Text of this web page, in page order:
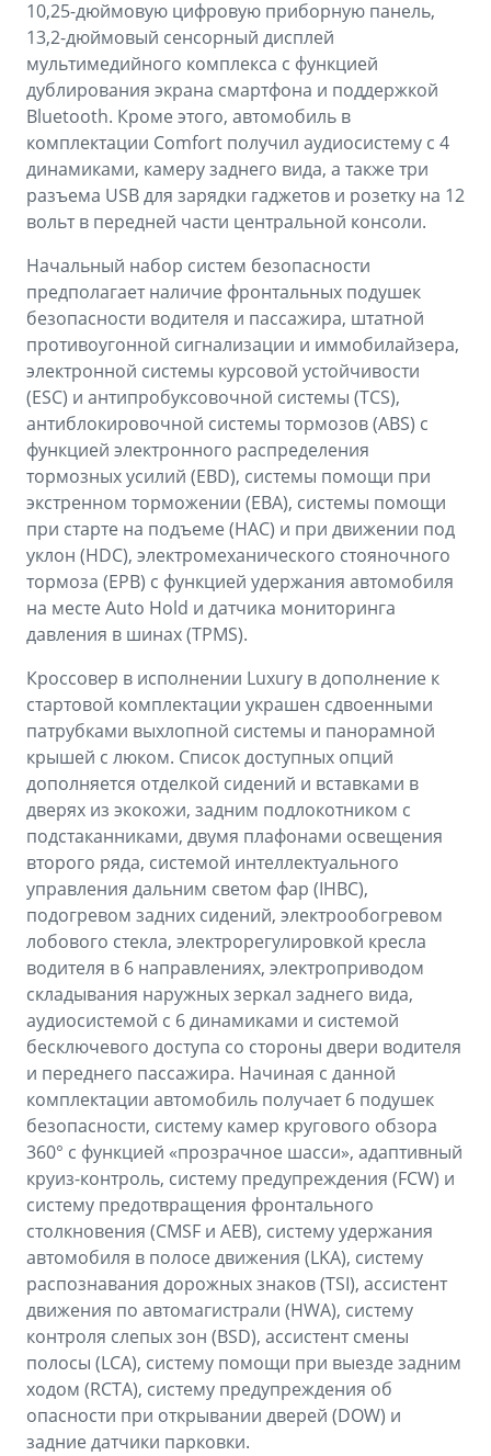
10,25-дюймовую цифровую приборную панель,
13,2-дюймовый сенсорный дисплей
мультимедийного комплекса с функцией
дублирования экрана смартфона и поддержкой
Bluetooth. Кроме этого, автомобиль в
комплектации Comfort получил аудиосистему с 4
динамиками, камеру заднего вида, а также три
разъема USB для зарядки гаджетов и розетку на 12
вольт в передней части центральной консоли.
Начальный набор систем безопасности
предполагает наличие фронтальных подушек
безопасности водителя и пассажира, штатной
противоугонной сигнализации и иммобилайзера,
электронной системы курсовой устойчивости
(ESС) и антипробуксовочной системы (TCS),
антиблокировочной системы тормозов (ABS) с
функцией электронного распределения
тормозных усилий (EBD), системы помощи при
экстренном торможении (EBA), системы помощи
при старте на подъеме (HАC) и при движении под
уклон (HDC), электромеханического стояночного
тормоза (EPB) с функцией удержания автомобиля
на месте Auto Hold и датчика мониторинга
давления в шинах (TPMS).
Кроссовер в исполнении Luxury в дополнение к
стартовой комплектации украшен сдвоенными
патрубками выхлопной системы и панорамной
крышей с люком. Список доступных опций
дополняется отделкой сидений и вставками в
дверях из экокожи, задним подлокотником с
подстаканниками, двумя плафонами освещения
второго ряда, системой интеллектуального
управления дальним светом фар (IHBC),
подогревом задних сидений, электрообогревом
лобового стекла, электрорегулировкой кресла
водителя в 6 направлениях, электроприводом
складывания наружных зеркал заднего вида,
аудиосистемой с 6 динамиками и системой
бесключевого доступа со стороны двери водителя
и переднего пассажира. Начиная с данной
комплектации автомобиль получает 6 подушек
безопасности, систему камер кругового обзора
360° с функцией «прозрачное шасси», адаптивный
круиз-контроль, систему предупреждения (FCW) и
систему предотвращения фронтального
столкновения (CMSF и AEB), систему удержания
автомобиля в полосе движения (LKA), систему
распознавания дорожных знаков (TSI), ассистент
движения по автомагистрали (HWA), систему
контроля слепых зон (BSD), ассистент смены
полосы (LCA), систему помощи при выезде задним
ходом (RCTA), систему предупреждения об
опасности при открывании дверей (DOW) и
задние датчики парковки.